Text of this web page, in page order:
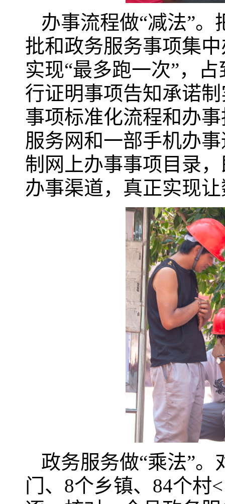
办事流程做“减法”
批和政务服务事项集
实现“最多跑一次”，
行证明事项告知承诺
事项标准化流程和办
服务网和一部手机办
制网上办事事项目录
办事渠道，真正实现
政务服务做“乘法”
门、8个乡镇、84个村